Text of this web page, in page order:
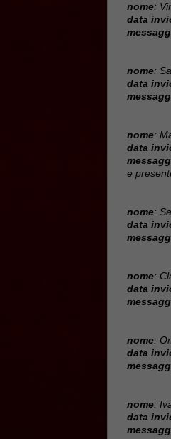
nome:
data
nome:
data
nome:
data
e
nome:
data
nome:
data
nome:
data
nome:
data